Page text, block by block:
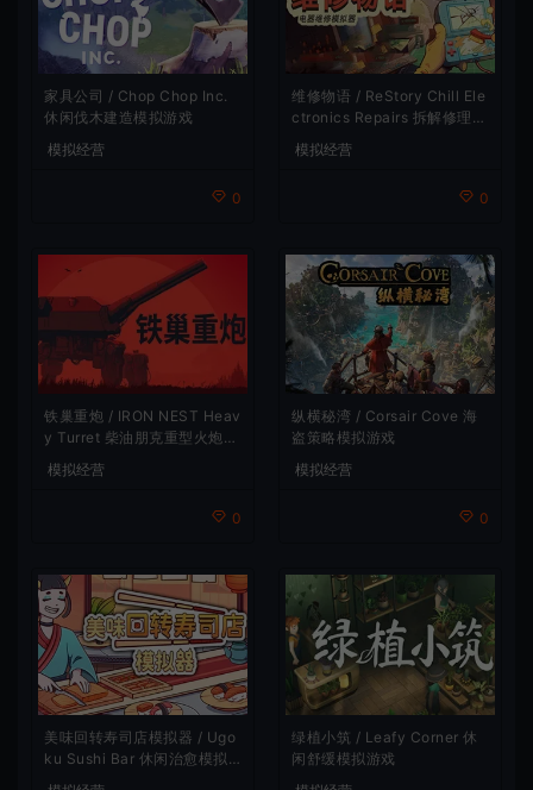
家具公司 / Chop Chop Inc.
休闲伐木建造模拟游戏
模拟经营
0
维修物语 / ReStory Chill Ele
ctronics Repairs 拆解修理模
拟游戏
模拟经营
0
铁巢重炮 / IRON NEST Heav
y Turret 柴油朋克重型火炮游
戏
模拟经营
0
纵横秘湾 / Corsair Cove 海
盗策略模拟游戏
模拟经营
0
美味回转寿司店模拟器 / Ugo
ku Sushi Bar 休闲治愈模拟
绿植小筑 / Leafy Corner 休
闲舒缓模拟游戏